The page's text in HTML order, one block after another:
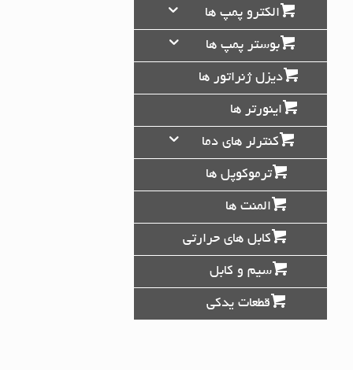
الکترو پمپ ها
بوستر پمپ ها
دیزل ژنراتور ها
اینورتر ها
کنترلر های دما
ترموکوپل ها
المنت ها
کابل های حرارتی
سیم و کابل
قطعات یدکی